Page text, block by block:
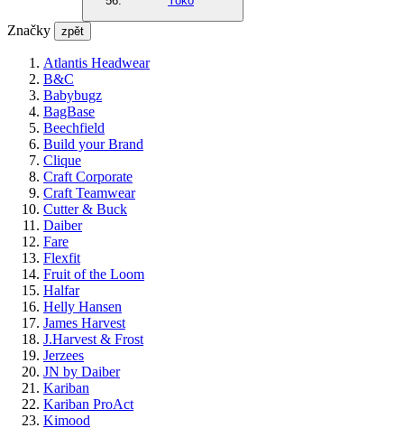
Značky zpět
Atlantis Headwear
B&C
Babybugz
BagBase
Beechfield
Build your Brand
Clique
Craft Corporate
Craft Teamwear
Cutter & Buck
Daiber
Fare
Flexfit
Fruit of the Loom
Halfar
Helly Hansen
James Harvest
J.Harvest & Frost
Jerzees
JN by Daiber
Kariban
Kariban ProAct
Kimood